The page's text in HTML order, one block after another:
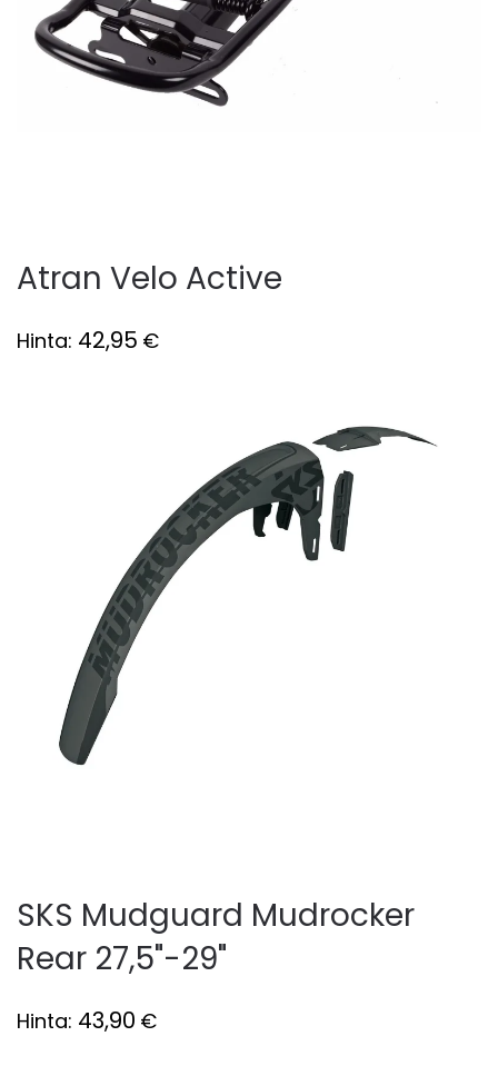
Atran Velo Active
Hinta: 42,95 €
SKS Mudguard Mudrocker
Rear 27,5"-29"
Hinta: 43,90 €